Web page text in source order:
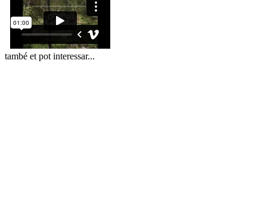
també et pot interessar...